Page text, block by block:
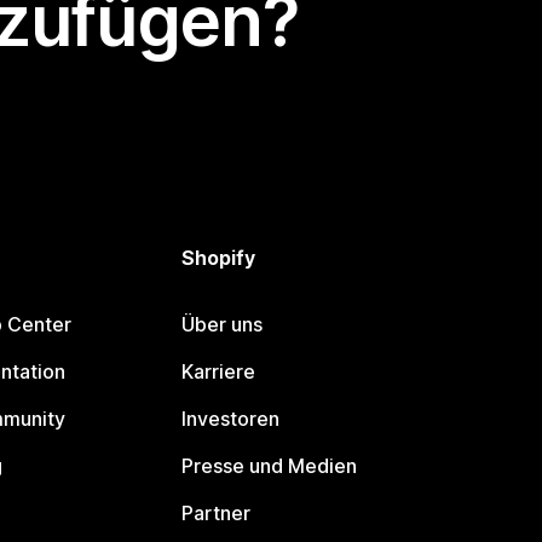
Center
Shopify
Über uns
Karriere
Investoren
Presse und Medien
Partner